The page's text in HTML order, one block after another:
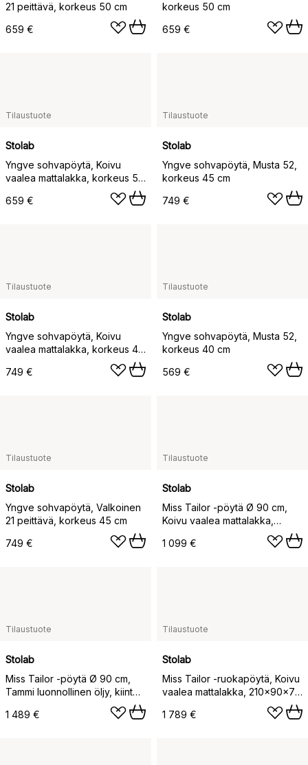
21 peittävä, korkeus 50 cm
659 €
korkeus 50 cm
659 €
Tilaustuote
Stolab
Yngve sohvapöytä, Koivu
vaalea mattalakka, korkeus 50
659 €
Tilaustuote
Stolab
Yngve sohvapöytä, Musta 52,
korkeus 45 cm
749 €
Tilaustuote
Stolab
Yngve sohvapöytä, Koivu
vaalea mattalakka, korkeus 45
749 €
Tilaustuote
Stolab
Yngve sohvapöytä, Musta 52,
korkeus 40 cm
569 €
Tilaustuote
Stolab
Yngve sohvapöytä, Valkoinen
21 peittävä, korkeus 45 cm
749 €
Tilaustuote
Stolab
Miss Tailor -pöytä Ø 90 cm,
Koivu vaalea mattalakka,
1 099 €
Tilaustuote
Stolab
Miss Tailor -pöytä Ø 90 cm,
Tammi luonnollinen öljy, kiinteä
1 489 €
Tilaustuote
Stolab
Miss Tailor -ruokapöytä, Koivu
vaalea mattalakka, 210x90x74
1 789 €